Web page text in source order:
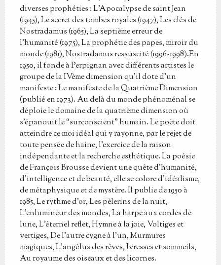
diverses prophéties : L’Apocalypse de saint Jean
(1945), Le secret des tombes royales (1947), Les clés de
Nostradamus (1965), La septième erreur de
l’humanité (1975), La prophétie des papes, miroir du
monde (1981), Nostradamus ressuscité (1996-1998).En
1950, il fonde à Perpignan avec différents artistes le
groupe de la IVème dimension qu’il dote d’un
manifeste : Le manifeste de la Quatrième Dimension
(publié en 1973). Au delà du monde phénoménal se
déploie le domaine de la quatrième dimension où
s’épanouit le “surconscient” humain. Le poète doit
atteindre ce moi idéal qui y rayonne, par le rejet de
toute pensée de haine, l’exercice de la raison
indépendante et la recherche esthétique. La poésie
de François Brousse devient une quête d’humanité,
d’intelligence et de beauté, elle se colore d’idéalisme,
de métaphysique et de mystère. Il publie de 1950 à
1985, Le rythme d’or, Les pèlerins de la nuit,
L’enlumineur des mondes, La harpe aux cordes de
lune, L’éternel reflet, Hymne à la joie, Voltiges et
vertiges, De l’autre cygne à l’un, Murmures
magiques, L’angélus des rêves, Ivresses et sommeils,
Au royaume des oiseaux et des licornes.